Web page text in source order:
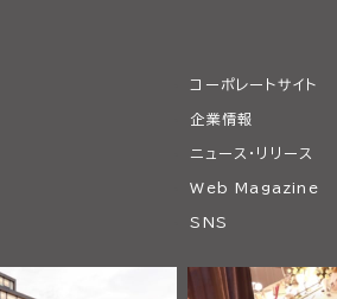
コーポレートサイト
企業情報
ニュース・リリース
Web Magazine
SNS